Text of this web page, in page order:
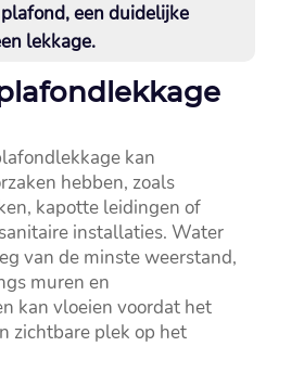
een duidelijke
lekkage.​
kan
hebben, zoals
kapotte leidingen of
installaties.​ Water
van de minste weerstand,
muren en
kan vloeien voordat het
zichtbare plek op het